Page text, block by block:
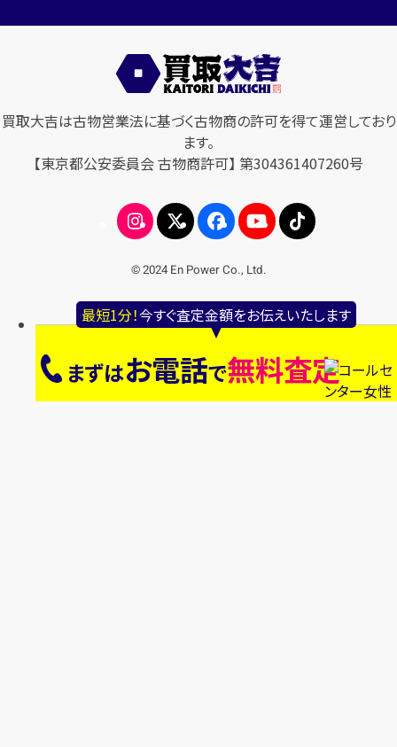
最短1分！今すぐ査定金額をお伝えいたします
まずはお電話で無料査定
買取大吉は古物営業法に基づく古物商の許可を得て運営しており
ます。
【東京都公安委員会 古物商許可】 第304361407260号
© 2024 En Power Co., Ltd.